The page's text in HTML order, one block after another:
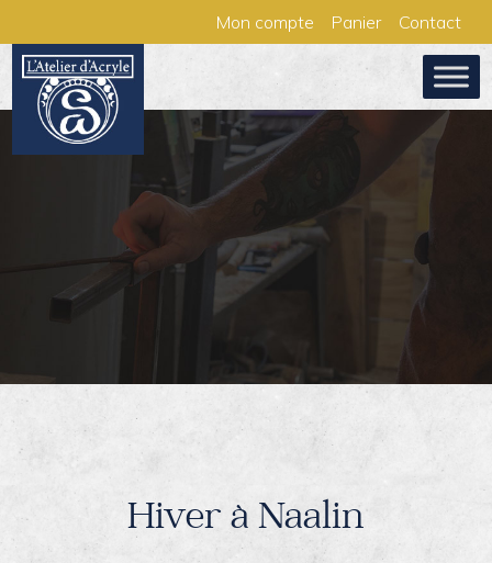
au
contenu
Mon compte Panier Contact
Hiver à Naalin
Panneau de gestion des cookies